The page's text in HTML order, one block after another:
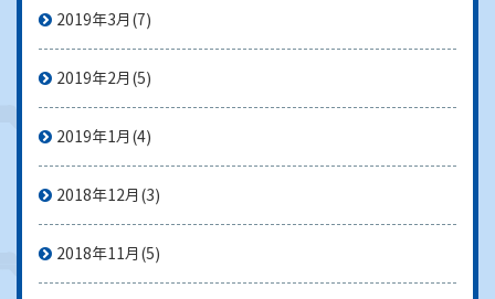
2019年3月 (7)
2019年2月 (5)
2019年1月 (4)
2018年12月 (3)
2018年11月 (5)